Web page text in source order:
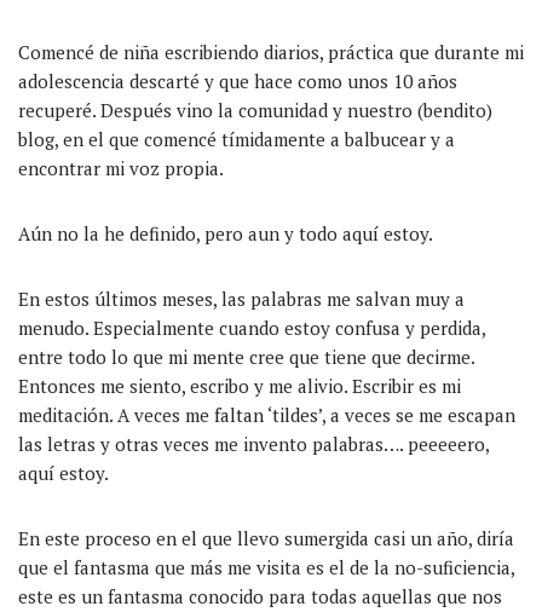
Comencé de niña escribiendo diarios, práctica que durante mi
adolescencia descarté y que hace como unos 10 años
recuperé. Después vino la comunidad y nuestro (bendito)
blog, en el que comencé tímidamente a balbucear y a
encontrar mi voz propia.
Aún no la he definido, pero aun y todo aquí estoy.
En estos últimos meses, las palabras me salvan muy a
menudo. Especialmente cuando estoy confusa y perdida,
entre todo lo que mi mente cree que tiene que decirme.
Entonces me siento, escribo y me alivio. Escribir es mi
meditación. A veces me faltan ‘tildes’, a veces se me escapan
las letras y otras veces me invento palabras…. peeeeero,
aquí estoy.
En este proceso en el que llevo sumergida casi un año, diría
que el fantasma que más me visita es el de la no-suficiencia,
este es un fantasma conocido para todas aquellas que nos